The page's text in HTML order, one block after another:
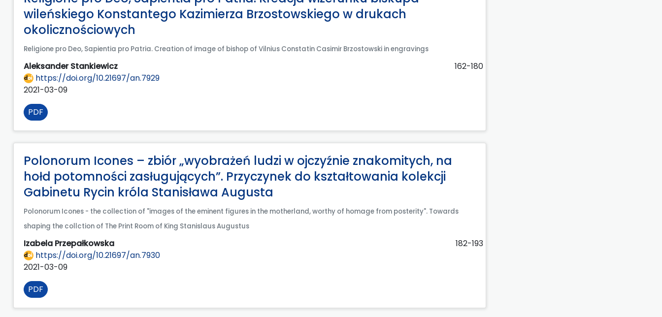
wileńskiego Konstantego Kazimierza Brzostowskiego w drukach
okolicznościowych
Religione pro Deo, Sapientia pro Patria. Creation of image of bishop of Vilnius Constatin Casimir Brzostowski in engravings
Aleksander Stankiewicz
162-180
https://doi.org/10.21697/an.7929
2021-03-09
PDF
Polonorum Icones – zbiór „wyobrażeń ludzi w ojczyźnie znakomitych, na
hołd potomności zasługujących”. Przyczynek do kształtowania kolekcji
Gabinetu Rycin króla Stanisława Augusta
Polonorum Icones - the collection of "images of the eminent figures in the motherland, worthy of homage from posterity". Towards
shaping the collction of The Print Room of King Stanislaus Augustus
Izabela Przepałkowska
182-193
https://doi.org/10.21697/an.7930
2021-03-09
PDF